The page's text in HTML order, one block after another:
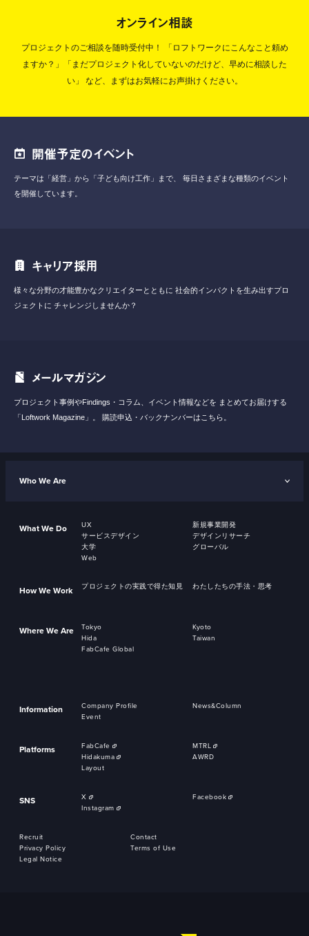
オンライン相談
プロジェクトのご相談を随時受付中！
「ロフトワークにこんなこと頼め
ますか？」「まだプロジェクト化していないのだけど、早めに相談した
い」
など、まずはお気軽にお声掛けください。
開催予定のイベント
テーマは「経営」から「子ども向け工作」まで、
毎日さまざまな種類のイベント
を開催しています。
キャリア採用
様々な分野の才能豊かなクリエイターとともに 社会的インパクトを生み出すプロ
ジェクトに チャレンジしませんか？
メールマガジン
プロジェクト事例やFindings・コラム、イベント情報などを まとめてお届けする
「Loftwork Magazine」。
購読申込・バックナンバーはこちら。
Who We Are
What We Do UX
新規事業開発
サービスデザイン
デザインリサーチ
大学
グローバル
Web
How We Work プロジェクトの実践で得た知見 わたしたちの手法・思考
Where We Are Tokyo
Kyoto
Hida
Taiwan
FabCafe Global
Information Company Profile
News&Column
Event
Platforms FabCafe
MTRL
Hidakuma
AWRD
Layout
SNS X
Facebook
Instagram
Recruit
Contact
Privacy Policy
Terms of Use
Legal Notice